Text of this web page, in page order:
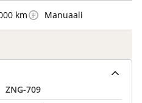
km Manuaali
ZNG-709